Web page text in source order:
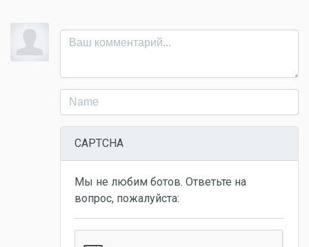
CAPTCHA
Мы не любим ботов. Ответьте на
вопрос, пожалуйста: